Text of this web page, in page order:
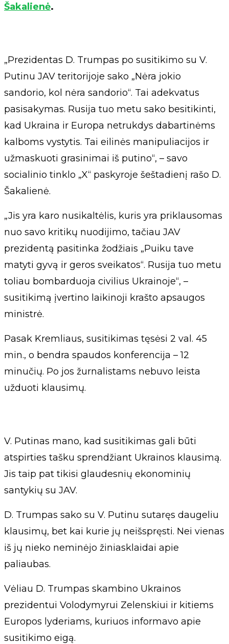
Šakalienė.
„Prezidentas D. Trumpas po susitikimo su V.
Putinu JAV teritorijoje sako „Nėra jokio
sandorio, kol nėra sandorio“. Tai adekvatus
pasisakymas. Rusija tuo metu sako besitikinti,
kad Ukraina ir Europa netrukdys dabartinėms
kalboms vystytis. Tai eilinės manipuliacijos ir
užmaskuoti grasinimai iš putino“, – savo
socialinio tinklo „X“ paskyroje šeštadienį rašo D.
Šakalienė.
„Jis yra karo nusikaltėlis, kuris yra priklausomas
nuo savo kritikų nuodijimo, tačiau JAV
prezidentą pasitinka žodžiais „Puiku tave
matyti gyvą ir geros sveikatos“. Rusija tuo metu
toliau bombarduoja civilius Ukrainoje“, –
susitikimą įvertino laikinoji krašto apsaugos
ministrė.
Pasak Kremliaus, susitikimas tęsėsi 2 val. 45
min., o bendra spaudos konferencija – 12
minučių. Po jos žurnalistams nebuvo leista
užduoti klausimų.
V. Putinas mano, kad susitikimas gali būti
atspirties tašku sprendžiant Ukrainos klausimą.
Jis taip pat tikisi glaudesnių ekonominių
santykių su JAV.
D. Trumpas sako su V. Putinu sutaręs daugeliu
klausimų, bet kai kurie jų neišspręsti. Nei vienas
iš jų nieko neminėjo žiniasklaidai apie
paliaubas.
Vėliau D. Trumpas skambino Ukrainos
prezidentui Volodymyrui Zelenskiui ir kitiems
Europos lyderiams, kuriuos informavo apie
susitikimo eigą.